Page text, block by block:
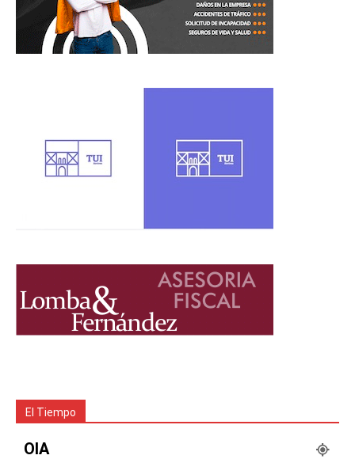
El Tiempo
OIA